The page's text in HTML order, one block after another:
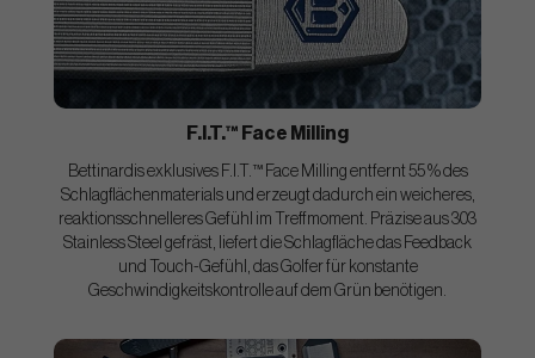
F.I.T.™ Face Milling
Bettinardis exklusives F.I.T.™ Face Milling entfernt 55 % des
Schlagflächenmaterials und erzeugt dadurch ein weicheres,
reaktionsschnelleres Gefühl im Treffmoment. Präzise aus 303
Stainless Steel gefräst, liefert die Schlagfläche das Feedback
und Touch-Gefühl, das Golfer für konstante
Geschwindigkeitskontrolle auf dem Grün benötigen.